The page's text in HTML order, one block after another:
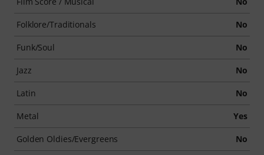
Folklore/Traditionals No
Funk/Soul No
Jazz No
Latin No
Metal Yes
Golden Oldies/Evergreens No